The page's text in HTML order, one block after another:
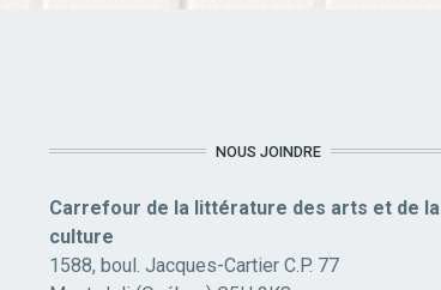
NOUS JOINDRE
Carrefour de la littérature des arts et de la
culture
1588, boul. Jacques-Cartier C.P. 77